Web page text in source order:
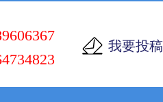
我要投稿